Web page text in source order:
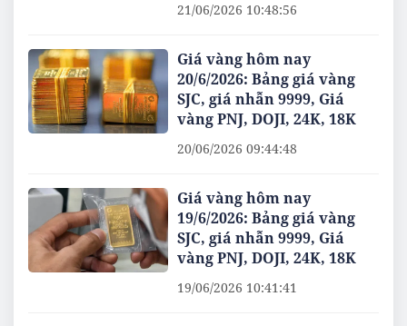
21/06/2026 10:48:56
Giá vàng hôm nay
20/6/2026: Bảng giá vàng
SJC, giá nhẫn 9999, Giá
vàng PNJ, DOJI, 24K, 18K
20/06/2026 09:44:48
Giá vàng hôm nay
19/6/2026: Bảng giá vàng
SJC, giá nhẫn 9999, Giá
vàng PNJ, DOJI, 24K, 18K
19/06/2026 10:41:41